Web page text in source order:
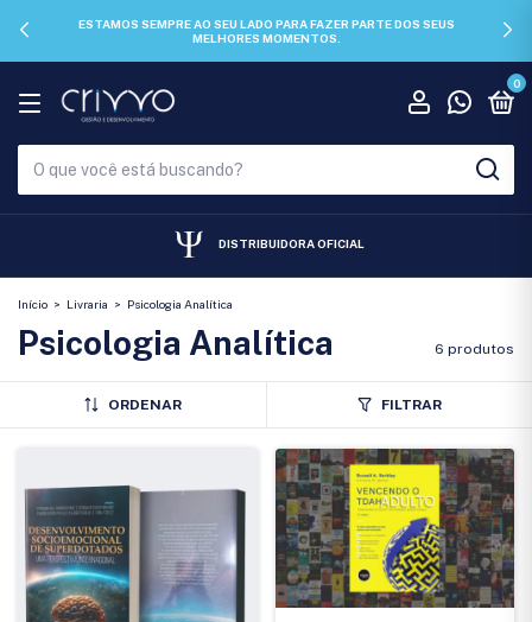
ESTAMOS SEMPRE AO SEU LADO PARA FAZER PARTE DOS SEUS
MELHORES MOMENTOS.
0
DISTRIBUIDORA OFICIAL
Início > Livraria > Psicologia Analítica
Psicologia Analítica 6 produtos
ORDENAR FILTRAR